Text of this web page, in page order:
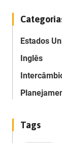
Estados
Inglês
Tags